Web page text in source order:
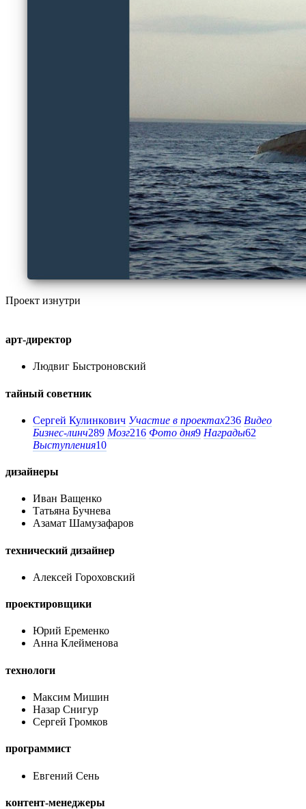
Проект изнутри
арт-директор
Людвиг Быстроновский
тайный советник
Сергей Кулинкович Участие в проектах236 Видео
Бизнес-линч289 Мозг216 Фото дня9 Награды62
Выступления10
дизайнеры
Иван Ващенко
Татьяна Бучнева
Азамат Шамузафаров
технический дизайнер
Алексей Гороховский
проектировщики
Юрий Еременко
Анна Клейменова
технологи
Максим Мишин
Назар Снигур
Сергей Громков
программист
Евгений Сень
контент-менеджеры